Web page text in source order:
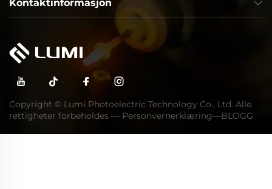
Kontaktinformasjon
Copyright © Lumi Photoelectric Technology Co., Ltd. Alle
rettigheter forbeholdes — Personvernerklæring—BLOGG